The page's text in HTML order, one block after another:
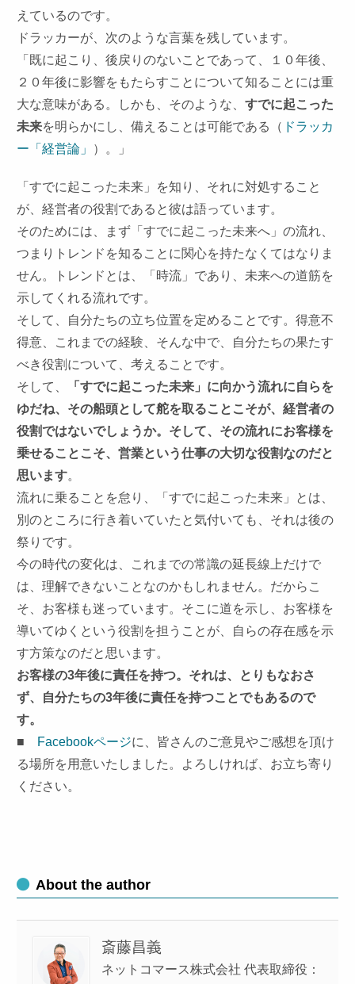
えているのです。
ドラッカーが、次のような言葉を残しています。
「既に起こり、後戻りのないことであって、１０年後、
２０年後に影響をもたらすことについて知ることには重
大な意味がある。しかも、そのような、すでに起こった
未来を明らかにし、備えることは可能である（ ドラッカ
ー「経営論」
）。」
「すでに起こった未来」を知り、それに対処すること
が、経営者の役割であると彼は語っています。
そのためには、まず「すでに起こった未来へ」の流れ、
つまりトレンドを知ることに関心を持たなくてはなりま
せん。トレンドとは、「時流」であり、未来への道筋を
示してくれる流れです。
そして、自分たちの立ち位置を定めることです。得意不
得意、これまでの経験、そんな中で、自分たちの果たす
べき役割について、考えることです。
そして、
「すでに起こった未来」に向かう流れに自らを
ゆだね、その船頭として舵を取ることこそが、経営者の
役割ではないでしょうか。そして、その流れにお客様を
乗せることこそ、営業という仕事の大切な役割なのだと
思います。
流れに乗ることを怠り、「すでに起こった未来」とは、
別のところに行き着いていたと気付いても、それは後の
祭りです。
今の時代の変化は、これまでの常識の延長線上だけで
は、理解できないことなのかもしれません。だからこ
そ、お客様も迷っています。そこに道を示し、お客様を
導いてゆくという役割を担うことが、自らの存在感を示
す方策なのだと思います。
お客様の3年後に責任を持つ。それは、とりもなおさ
ず、自分たちの3年後に責任を持つことでもあるので
す。
■
Facebookページに、皆さんのご意見やご感想を頂け
る場所を用意いたしました。よろしければ、お立ち寄り
ください。
About the author
斎藤昌義
ネットコマース株式会社 代表取締役：